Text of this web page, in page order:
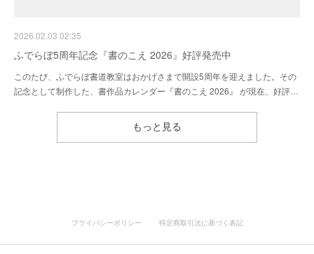
2026.02.03 02:35
ふでらぼ5周年記念『書のこえ 2026』好評発売中
このたび、ふでらぼ書道教室はおかげさまで開設5周年を迎えました。その
記念として制作した、書作品カレンダー『書のこえ 2026』 が現在、好評…
もっと見る
プライバシーポリシー 特定商取引法に基づく表記